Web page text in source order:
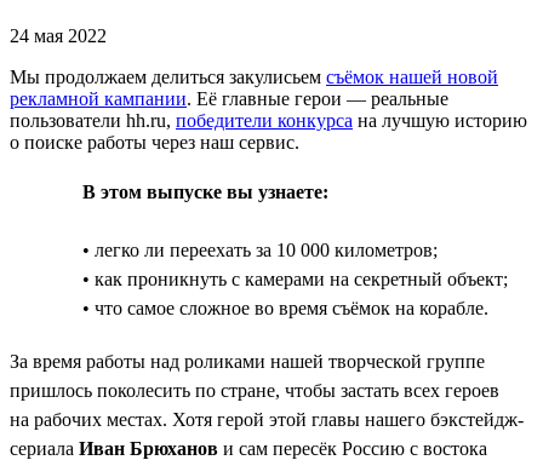
24 мая 2022
Мы продолжаем делиться закулисьем съёмок нашей новой
рекламной кампании. Её главные герои — реальные
пользователи hh.ru, победители конкурса на лучшую историю
о поиске работы через наш сервис.
В этом выпуске вы узнаете:
• легко ли переехать за 10 000 километров;
• как проникнуть с камерами на секретный объект;
• что самое сложное во время съёмок на корабле.
За время работы над роликами нашей творческой группе
пришлось поколесить по стране, чтобы застать всех героев
на рабочих местах. Хотя герой этой главы нашего бэкстейдж-
сериала Иван Брюханов и сам пересёк Россию с востока